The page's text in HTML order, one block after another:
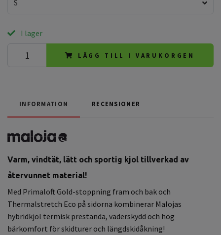
S
I lager
LÄGG TILL I VARUKORGEN
INFORMATION RECENSIONER
Varm, vindtät, lätt och sportig kjol tillverkad av
återvunnet material!
Med Primaloft Gold-stoppning fram och bak och
Thermalstretch Eco på sidorna kombinerar Malojas
hybridkjol termisk prestanda, väderskydd och hög
bärkomfort för skidturer och längdskidåkning!